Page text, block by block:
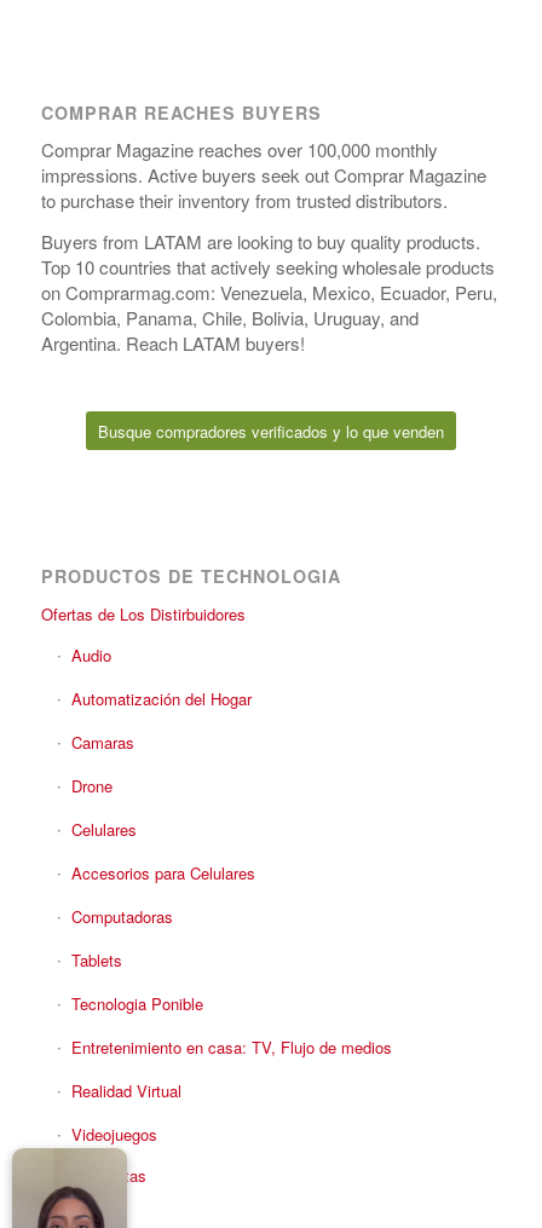
COMPRAR REACHES BUYERS
Comprar Magazine reaches over 100,000 monthly
impressions. Active buyers seek out Comprar Magazine
to purchase their inventory from trusted distributors.
Buyers from LATAM are looking to buy quality products.
Top 10 countries that actively seeking wholesale products
on Comprarmag.com: Venezuela, Mexico, Ecuador, Peru,
Colombia, Panama, Chile, Bolivia, Uruguay, and
Argentina. Reach LATAM buyers!
Busque compradores verificados y lo que venden
PRODUCTOS DE TECHNOLOGIA
Ofertas de Los Distirbuidores
Audio
Automatización del Hogar
Camaras
Drone
Celulares
Accesorios para Celulares
Computadoras
Tablets
Tecnologia Ponible
Entretenimiento en casa: TV, Flujo de medios
Realidad Virtual
Videojuegos
Reciba Ofertas